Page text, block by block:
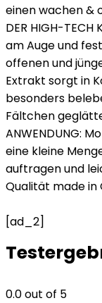
einen wachen &
DER HIGH-TECH
am Auge und
offenen und
Extrakt sorgt in
besonders
Fältchen
ANWENDUNG:
eine kleine
auftragen und
Qualität made in
[ad_2]
0.0out of 5